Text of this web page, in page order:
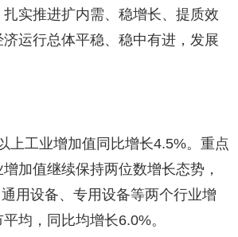
实推进扩内需、稳增长、提质效
运行总体平稳、稳中有进，发展
上工业增加值同比增长4.5%。重点
加值继续保持两位数增长态势，
用设备、专用设备等两个行业增
均，同比均增长6.0%。